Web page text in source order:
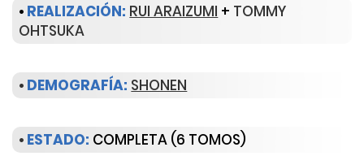
• REALIZACIÓN: RUI ARAIZUMI + TOMMY
OHTSUKA
• DEMOGRAFÍA: SHONEN
• ESTADO: COMPLETA (6 TOMOS)